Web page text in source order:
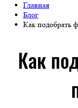
Главная
Блог
Как подобрать
Как